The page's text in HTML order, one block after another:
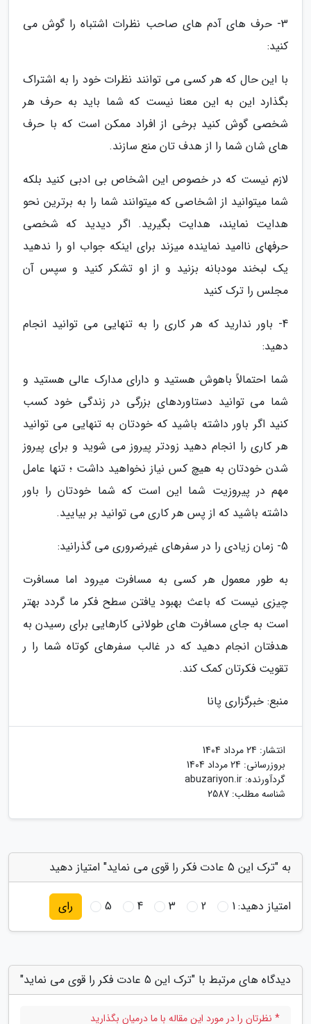
3- حرف های آدم های صاحب نظرات اشتباه را گوش می
کنید:
با این حال که هر کسی می توانند نظرات خود را به اشتراک
بگذارد این به این معنا نیست که شما باید به حرف هر
شخصی گوش کنید برخی از افراد ممکن است که با حرف
های شان شما را از هدف تان منع سازند.
لازم نیست که در خصوص این اشخاص بی ادبی کنید بلکه
شما میتوانید از اشخاصی که میتوانند شما را به برترین نحو
هدایت نمایند، هدایت بگیرید. اگر دیدید که شخصی
حرفهای ناامید نماینده میزند برای اینکه جواب او را ندهید
یک لبخند مودبانه بزنید و از او تشکر کنید و سپس آن
مجلس را ترک کنید
4- باور ندارید که هر کاری را به تنهایی می توانید انجام
دهید:
شما احتمالاً باهوش هستید و دارای مدارک عالی هستید و
شما می توانید دستاوردهای بزرگی در زندگی خود کسب
کنید اگر باور داشته باشید که خودتان به تنهایی می توانید
هر کاری را انجام دهید زودتر پیروز می شوید و برای پیروز
شدن خودتان به هیچ کس نیاز نخواهید داشت ؛ تنها عامل
مهم در پیروزیت شما این است که شما خودتان را باور
داشته باشید که از پس هر کاری می توانید بر بیایید.
5- زمان زیادی را در سفرهای غیرضروری می گذرانید:
به طور معمول هر کسی به مسافرت میرود اما مسافرت
چیزی نیست که باعث بهبود یافتن سطح فکر ما گردد بهتر
است به جای مسافرت های طولانی کارهایی برای رسیدن به
هدفتان انجام دهید که در غالب سفرهای کوتاه شما را ر
تقویت فکرتان کمک کند.
منبع: خبرگزاری پانا
انتشار: 24 مرداد 1404
بروزرسانی: 24 مرداد 1404
گردآورنده: abuzariyon.ir
شناسه مطلب: 2587
به "ترک این 5 عادت فکر را قوی می نماید" امتیاز دهید
امتیاز دهید:1
2
3
4
5 رای
دیدگاه های مرتبط با "ترک این 5 عادت فکر را قوی می نماید"
* نظرتان را در مورد این مقاله با ما درمیان بگذارید